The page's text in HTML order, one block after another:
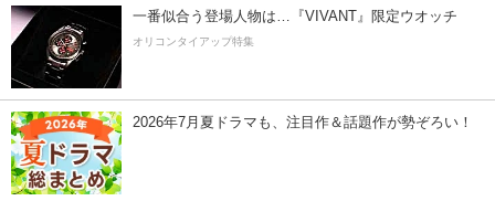
一番似合う登場人物は…『VIVANT』限定ウオッチ
オリコンタイアップ特集
2026年7月夏ドラマも、注目作＆話題作が勢ぞろい！